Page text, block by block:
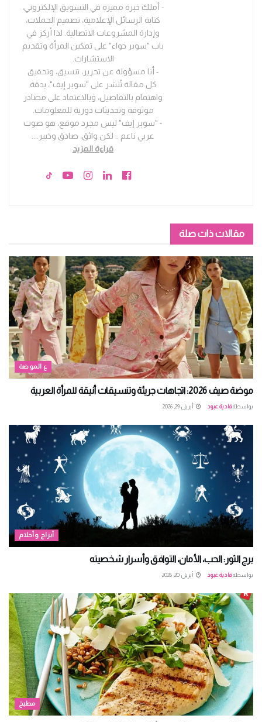
- أملك خبرة مميزة في التسويق الإلكتروني،
كتابة الرسائل الإعلامية، تصميم الحملات،
وإدارة المشروعات الاتصالية. لذا أركز في
باب "سوبر حواء" على تمكين المرأة وتقديم
الاستشارات.
- أنا مسؤولة عن تحرير، تنسيق، وتحقيق
كل مقالة تُنشر على "سوبر إيف"، بدقة
واهتمام بالتفاصيل، وبالاعتماد على مصادر
موثوقة وتحديثات دورية للمعلومات.
- "سوبر إيف" ليس مجرد موقع، هو صوت
عربي ناعم .. لكن واثق، صادق وخبير....
قراءة المزيد
مقالات ذات صلة
ع الموضة
موضة صيف 2026: اتجاهات جريئة وتنسيقات أنيقة للمرأة العربية
بواسطةفادية عبود أبريل 29, 2026
أبراج وأحلام
برج الثور: الحب، الأمان، التوافق وأسرار شخصيته
بواسطةفادية عبود أبريل 20, 2026
مطبخ